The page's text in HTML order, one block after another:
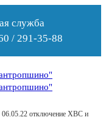
служба
/ 291-35-88
06.05.22 отключение ХВС и